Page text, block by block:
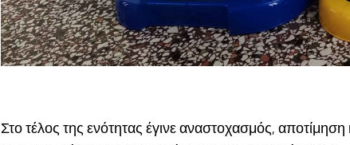
Στο τέλος της ενότητας έγινε αναστοχασμός,